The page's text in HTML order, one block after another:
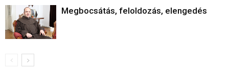
Megbocsátás, feloldozás, elengedés